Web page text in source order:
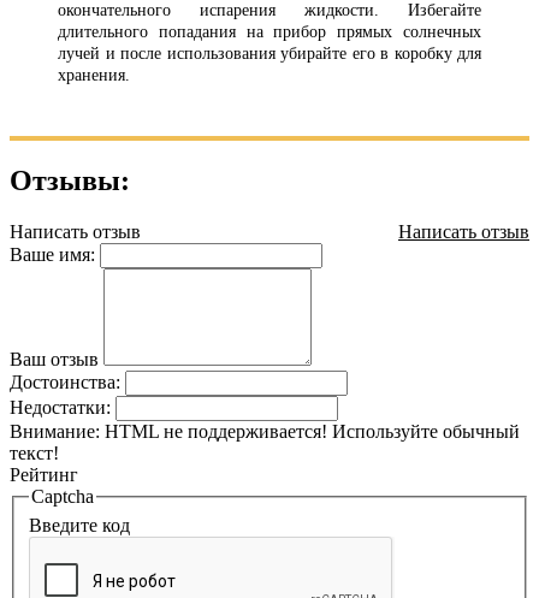
окончательного испарения жидкости. Избегайте
длительного попадания на прибор прямых солнечных
лучей и после использования убирайте его в коробку для
хранения.
Отзывы:
Написать отзыв
Написать отзыв
Ваше имя:
Ваш отзыв
Достоинства:
Недостатки:
Внимание: HTML не поддерживается! Используйте обычный
текст!
Рейтинг
Captcha
Введите код